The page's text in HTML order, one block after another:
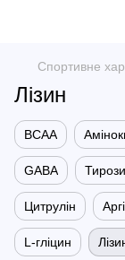
Спортивне
Лізин
BCAA
GABA
Цитрулін
L-гліцин